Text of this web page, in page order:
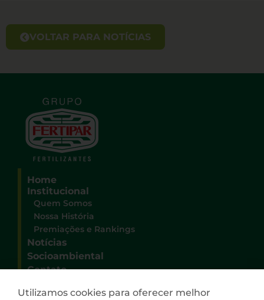
VOLTAR PARA NOTÍCIAS
Home
Institucional
Quem Somos
Nossa História
Premiações e Rankings
Notícias
Socioambiental
Contato
Sede Administrativa Grupo Fertipar
Utilizamos cookies para oferecer melhor